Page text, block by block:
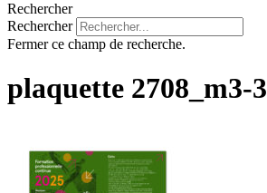
Rechercher
Rechercher
Fermer ce champ de recherche.
plaquette 2708_m3-3